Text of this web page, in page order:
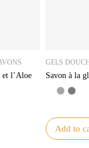
et l’Aloe
GELS
Savon à la
Add to